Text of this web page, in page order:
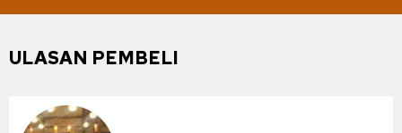
ULASAN PEMBELI